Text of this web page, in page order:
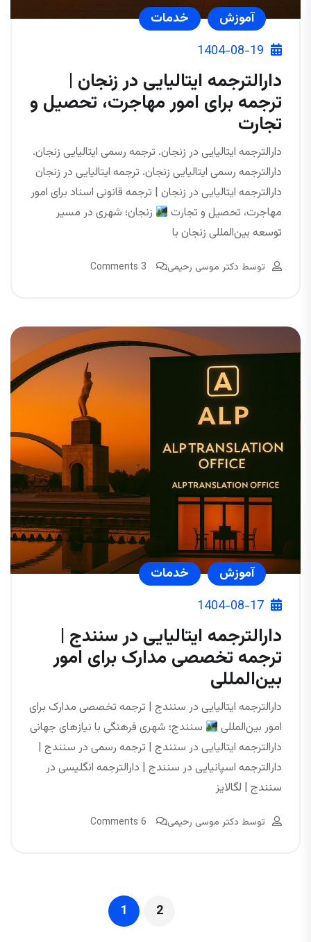
آموزش
خدمات
1404-08-19
دارالترجمه ایتالیایی در زنجان |
ترجمه برای امور مهاجرت، تحصیل و
تجارت
دارالترجمه ایتالیایی در زنجان. ترجمه رسمی ایتالیایی زنجان.
دارالترجمه رسمی ایتالیایی زنجان. ترجمه ایتالیایی در زنجان
دارالترجمه ایتالیایی در زنجان | ترجمه قانونی اسناد برای امور
مهاجرت، تحصیل و تجارت
زنجان؛ شهری در مسیر
توسعه بین‌المللی زنجان با
توسط دکتر موسی رحیمی 3 Comments
آموزش
خدمات
1404-08-17
دارالترجمه ایتالیایی در سنندج |
ترجمه تخصصی مدارک برای امور
بین‌المللی
دارالترجمه ایتالیایی در سنندج | ترجمه تخصصی مدارک برای
امور بین‌المللی
سنندج؛ شهری فرهنگی با نیازهای جهانی
دارالترجمه ایتالیایی در سنندج | ترجمه رسمی در سنندج |
دارالترجمه اسپانیایی در سنندج | دارالترجمه انگلیسی در
سنندج | لگالایز
توسط دکتر موسی رحیمی 6 Comments
1 2